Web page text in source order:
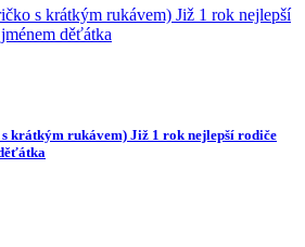
krátkým rukávem) Již 1 rok nejlepší rodiče